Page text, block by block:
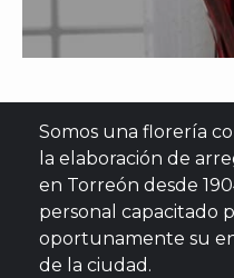
Somos una florería
la elaboración de
en Torreón desde
personal capacitado
oportunamente su
de la ciudad.